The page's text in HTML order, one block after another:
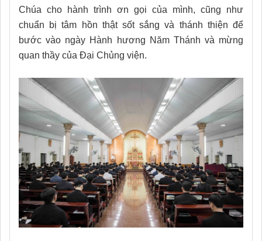
Chúa cho hành trình ơn gọi của mình, cũng như
chuẩn bị tâm hồn thật sốt sắng và thánh thiện để
bước vào ngày Hành hương Năm Thánh và mừng
quan thầy của Đại Chủng viện.